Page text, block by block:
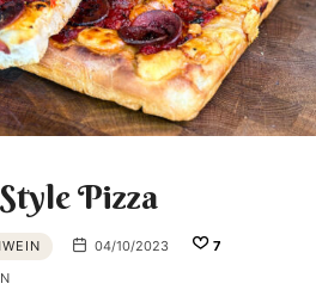
Pizza
04/10/2023
7